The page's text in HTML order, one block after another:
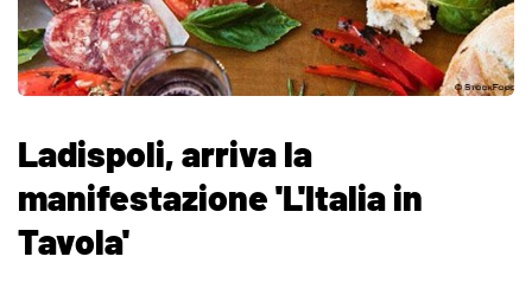
Ladispoli, arriva la
manifestazione 'L'Italia in
Tavola'